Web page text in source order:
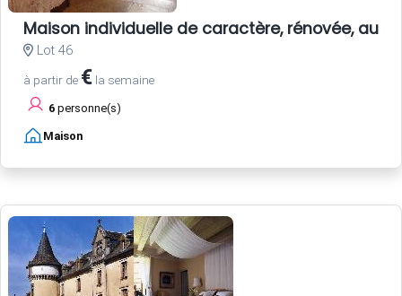
Maison individuelle de caractère, rénovée, au
Lot 46
à partir de € la semaine
6 personne(s)
Maison